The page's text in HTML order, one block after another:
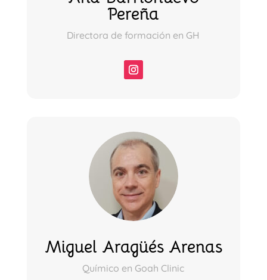
Pereña
Directora de formación en GH
Miguel Aragüés Arenas
Químico en Goah Clinic